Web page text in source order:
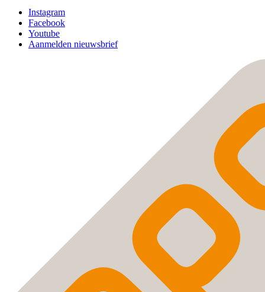
Instagram
Facebook
Youtube
Aanmelden nieuwsbrief